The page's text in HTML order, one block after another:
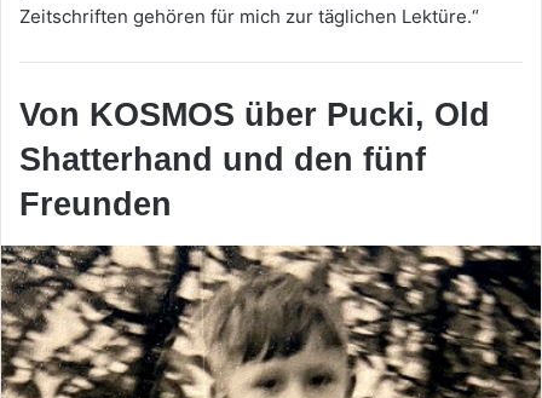
Zeitschriften gehören für mich zur täglichen Lektüre.“
Von KOSMOS über Pucki, Old
Shatterhand und den fünf
Freunden